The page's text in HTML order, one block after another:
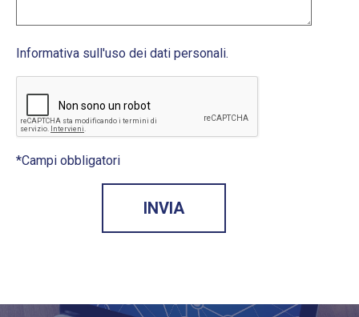
Informativa sull'uso dei dati personali.
*Campi obbligatori